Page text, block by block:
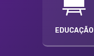
EDUCAÇÃO